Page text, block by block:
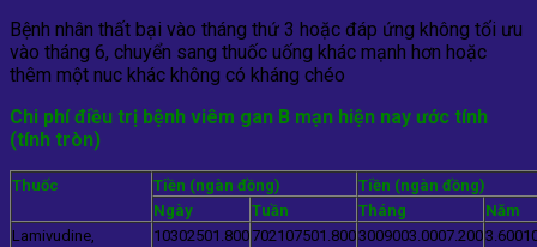
Bệnh nhân thất bại vào tháng thứ 3 hoặc đáp ứng không tối ưu
vào tháng 6, chuyển sang thuốc uống khác mạnh hơn hoặc
thêm một nuc khác không có kháng chéo
Chi phí điều trị bệnh viêm gan B mạn hiện nay ước tính
(tính tròn)
Thuốc Tiền (ngàn đồng)
Tiền (ngàn đồng)
Ngày
Tuần Tháng
Năm
Lamivudine,
10302501.800702107501.8003009003.0007.2003.600